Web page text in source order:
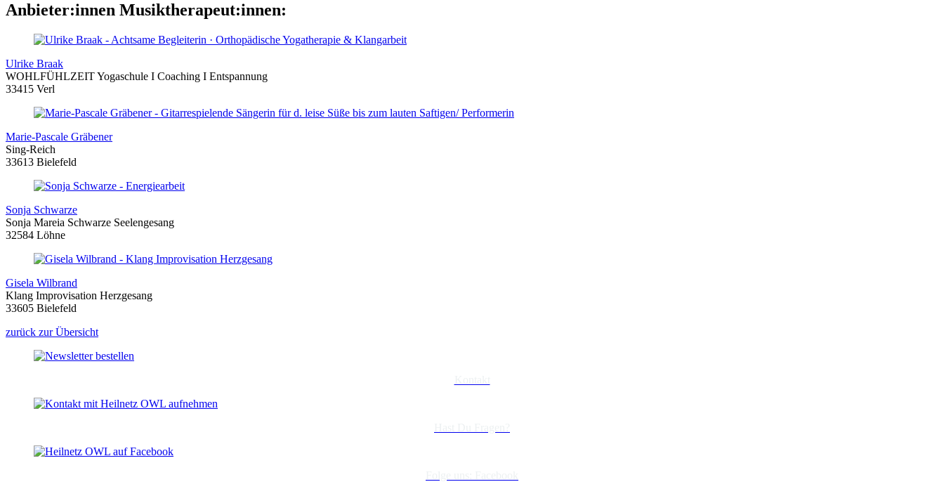
Anbieter:innen Musiktherapeut:innen:
Ulrike Braak
WOHLFÜHLZEIT Yogaschule I Coaching I Entspannung
33415 Verl
Marie-Pascale Gräbener
Sing-Reich
33613 Bielefeld
Sonja Schwarze
Sonja Mareia Schwarze Seelengesang
32584 Löhne
Gisela Wilbrand
Klang Improvisation Herzgesang
33605 Bielefeld
zurück zur Übersicht